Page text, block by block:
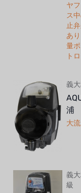
ヤ
ス
止
あ
量
ト
義
浦
大
義
級